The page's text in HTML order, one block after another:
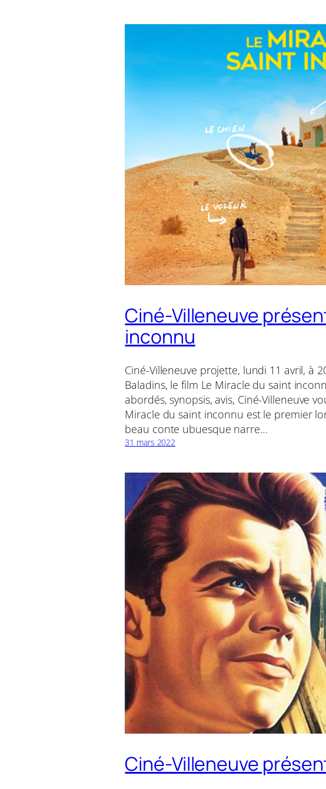
Ciné-Villeneuve
inconnu
Ciné-Villeneuve projette, lundi 11 avril, à
Baladins, le film Le Miracle du saint
abordés, synopsis, avis, Ciné-Villeneuve
Miracle du saint inconnu est le premier
beau conte ubuesque narre…
31 mars 2022
Ciné-Villeneuve